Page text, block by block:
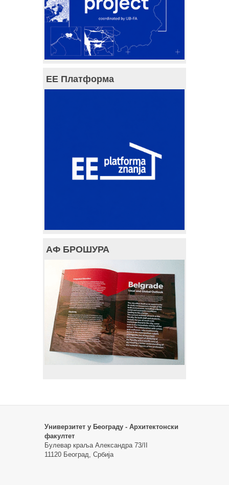
ЕЕ Платформа
АФ БРОШУРА
Универзитет у Београду - Архитектонски
факултет
Булевар краља Александра 73/II
11120 Београд, Србија